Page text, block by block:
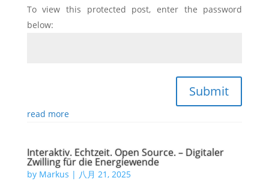
To view this protected post, enter the password
below:
Submit
read more
Interaktiv. Echtzeit. Open Source. – Digitaler
Zwilling für die Energiewende
by Markus | 八月 21, 2025